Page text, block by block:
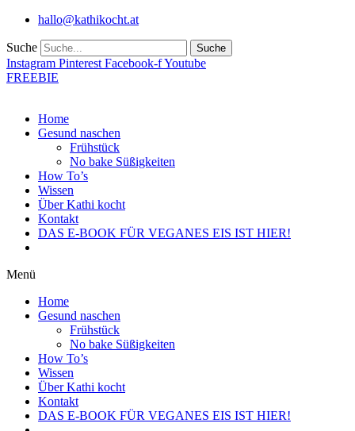
Zum
wechseln
hallo@kathikocht.at
Suche Suche
Instagram Pinterest Facebook-fYoutube
FREEBIE
Home
Gesund naschen
Frühstück
No bake Süßigkeiten
How To’s
Wissen
Über Kathi kocht
Kontakt
DAS E-BOOK FÜR VEGANES EIS IST HIER!
Menü
Home
Gesund naschen
Frühstück
No bake Süßigkeiten
How To’s
Wissen
Über Kathi kocht
Kontakt
DAS E-BOOK FÜR VEGANES EIS IST HIER!